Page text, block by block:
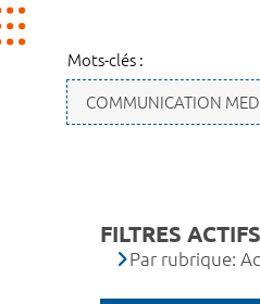
Mots-clés :
FILTRES ACTIFS
Par rubrique: